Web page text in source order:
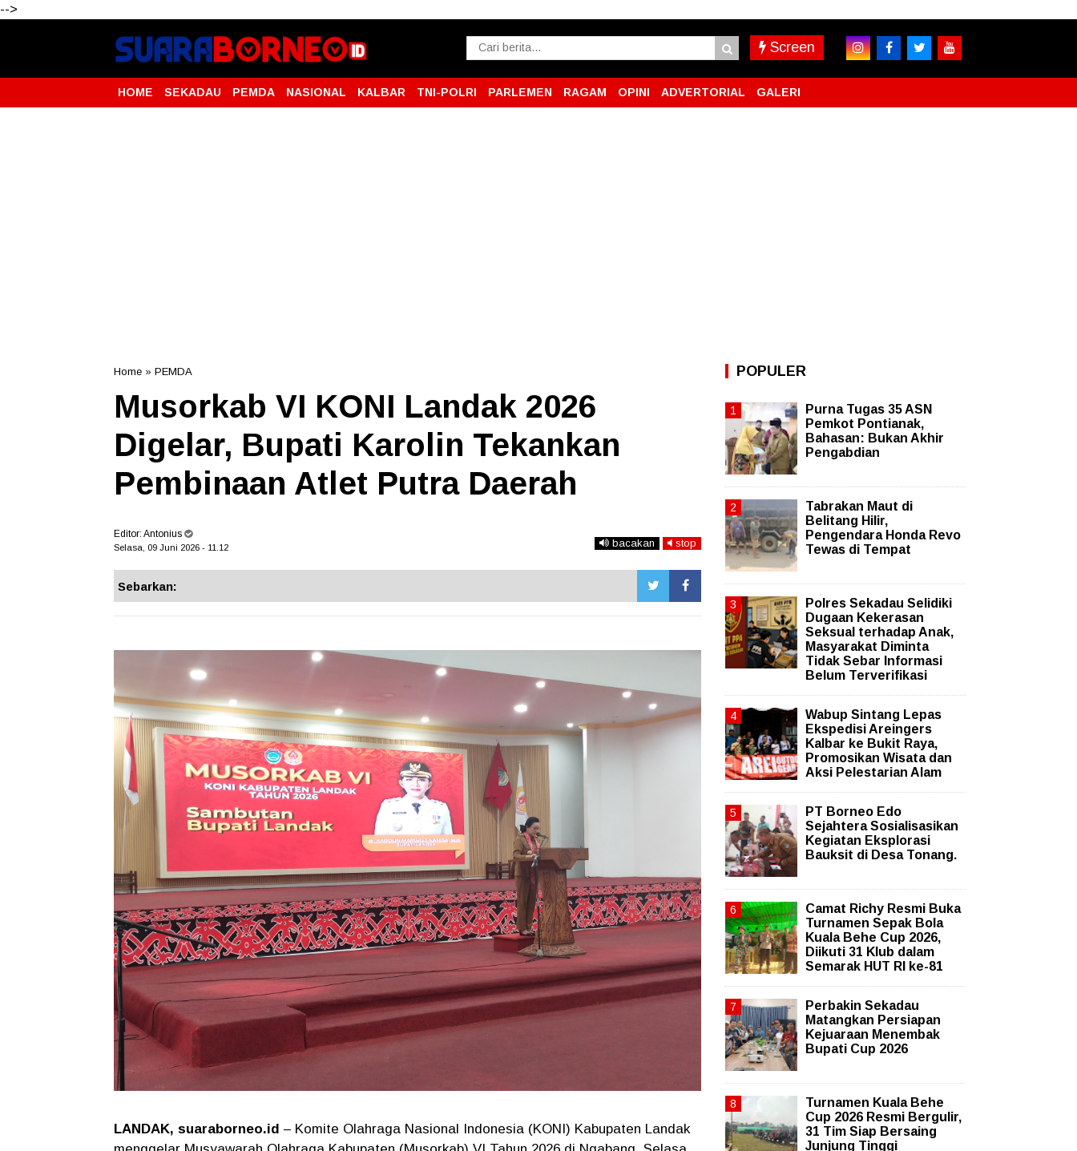
-->
Screen
HOME SEKADAU PEMDA NASIONAL KALBAR TNI-POLRI PARLEMEN RAGAM OPINI ADVERTORIAL GALERI
Home » PEMDA
Musorkab VI KONI Landak 2026
Digelar, Bupati Karolin Tekankan
Pembinaan Atlet Putra Daerah
Editor: Antonius
Selasa, 09 Juni 2026 - 11.12 bacakan stop
Sebarkan:
LANDAK, suaraborneo.id – Komite Olahraga Nasional Indonesia (KONI) Kabupaten Landak
POPULER
Purna Tugas 35 ASN
Pemkot Pontianak,
Bahasan: Bukan Akhir
Pengabdian
Tabrakan Maut di
Belitang Hilir,
Pengendara Honda Revo
Tewas di Tempat
Polres Sekadau Selidiki
Dugaan Kekerasan
Seksual terhadap Anak,
Masyarakat Diminta
Tidak Sebar Informasi
Belum Terverifikasi
Wabup Sintang Lepas
Ekspedisi Areingers
Kalbar ke Bukit Raya,
Promosikan Wisata dan
Aksi Pelestarian Alam
PT Borneo Edo
Sejahtera Sosialisasikan
Kegiatan Eksplorasi
Bauksit di Desa Tonang.
Camat Richy Resmi Buka
Turnamen Sepak Bola
Kuala Behe Cup 2026,
Diikuti 31 Klub dalam
Semarak HUT RI ke-81
Perbakin Sekadau
Matangkan Persiapan
Kejuaraan Menembak
Bupati Cup 2026
Turnamen Kuala Behe
Cup 2026 Resmi Bergulir,
31 Tim Siap Bersaing
Junjung Tinggi